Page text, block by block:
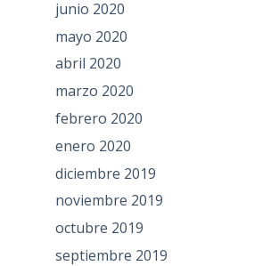
junio 2020
mayo 2020
abril 2020
marzo 2020
febrero 2020
enero 2020
diciembre 2019
noviembre 2019
octubre 2019
septiembre 2019